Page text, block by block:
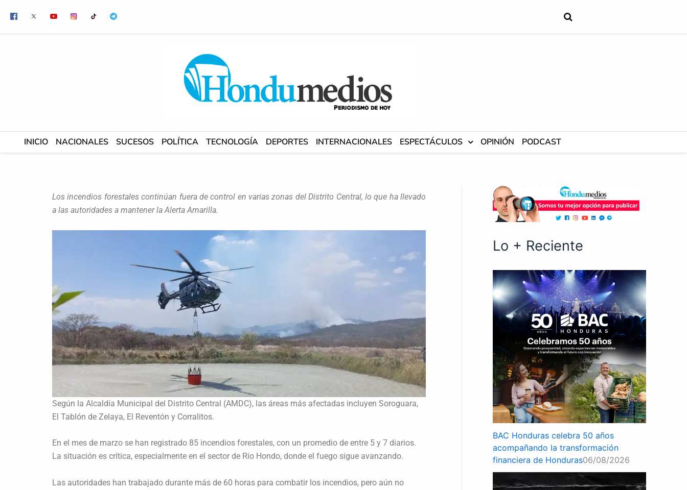
contenido
INICIO NACIONALES SUCESOS POLÍTICA TECNOLOGÍA DEPORTES INTERNACIONALES ESPECTÁCULOS OPINIÓN PODCAST
Los incendios forestales continúan fuera de control en varias zonas del Distrito Central, lo que ha llevado
a las autoridades a mantener la Alerta Amarilla.
Según la Alcaldía Municipal del Distrito Central (AMDC), las áreas más afectadas incluyen Soroguara,
El Tablón de Zelaya, El Reventón y Corralitos.
En el mes de marzo se han registrado 85 incendios forestales, con un promedio de entre 5 y 7 diarios.
La situación es crítica, especialmente en el sector de Río Hondo, donde el fuego sigue avanzando.
Las autoridades han trabajado durante más de 60 horas para combatir los incendios, pero aún no
Lo + Reciente
BAC Honduras celebra 50 años
acompañando la transformación
financiera de Honduras06/08/2026